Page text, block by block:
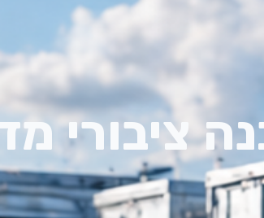
ציבורי